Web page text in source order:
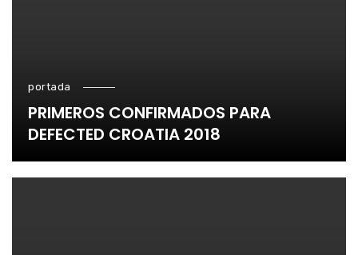
portada
PRIMEROS CONFIRMADOS PARA
DEFECTED CROATIA 2018